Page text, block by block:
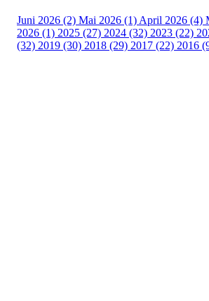
Juni 2026 (2) Mai 2026 (1) April 2026 (4)
2026 (1) 2025 (27) 2024 (32) 2023 (22)
(32) 2019 (30) 2018 (29) 2017 (22) 2016